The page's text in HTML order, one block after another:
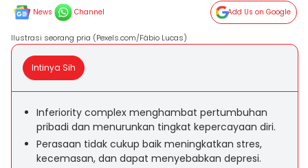
News Channel Add Us on Google
Ilustrasi seorang pria (Pexels.com/Fábio Lucas)
Intinya Sih
Inferiority complex menghambat pertumbuhan
pribadi dan menurunkan tingkat kepercayaan diri.
Perasaan tidak cukup baik meningkatkan stres,
kecemasan, dan dapat menyebabkan depresi.